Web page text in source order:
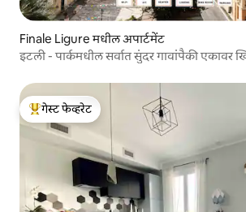
Finale Ligure मधील अपार्टमेंट
इटली - पार्कमधील सर्वात सुंदर गावांपैकी एकावर
टॉप गेस्ट फेव्हरेट
गेस्ट फेव्हरेट